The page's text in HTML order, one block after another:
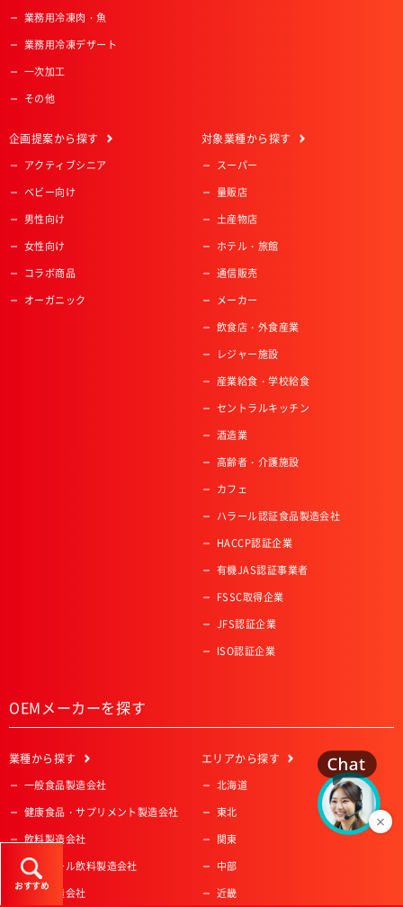
おすすめ
業務用冷凍肉・魚
業務用冷凍デザート
一次加工
その他
企画提案から探す
アクティブシニア
ベビー向け
男性向け
女性向け
コラボ商品
オーガニック
対象業種から探す
スーパー
量販店
土産物店
ホテル・旅館
通信販売
メーカー
飲食店・外食産業
レジャー施設
産業給食・学校給食
セントラルキッチン
酒造業
高齢者・介護施設
カフェ
ハラール認証食品製造会社
HACCP認証企業
有機JAS認証事業者
FSSC取得企業
JFS認証企業
ISO認証企業
OEMメーカーを探す
業種から探す
一般食品製造会社
健康食品・サプリメント製造会社
飲料製造会社
アルコール飲料製造会社
菓子製造会社
エリアから探す
北海道
東北
関東
中部
近畿